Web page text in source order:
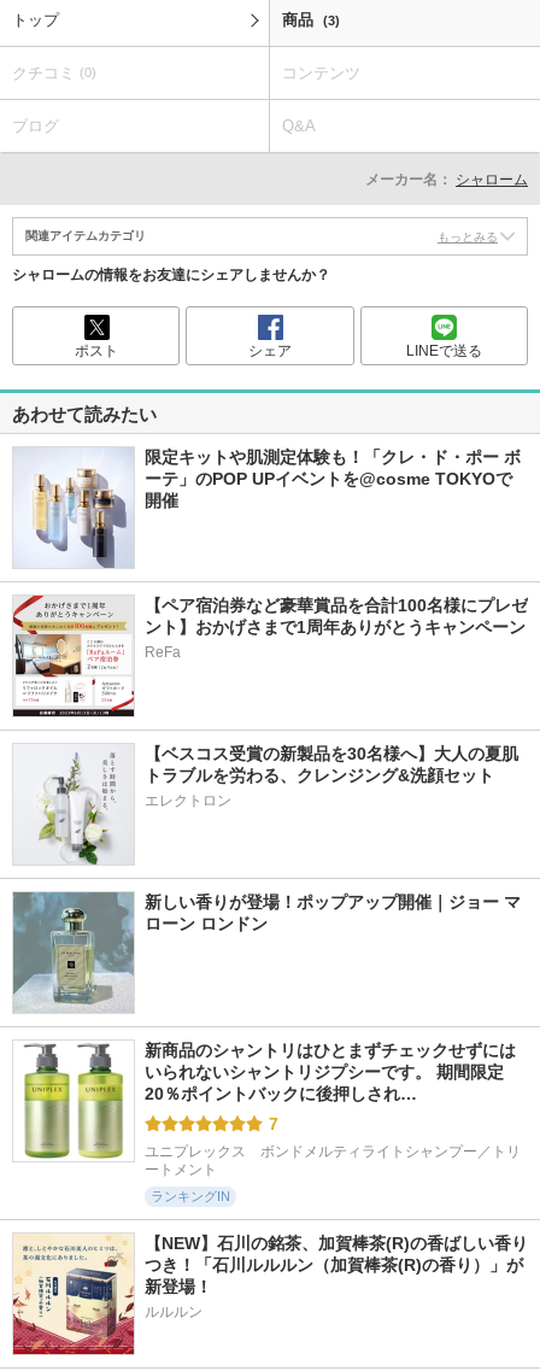
トップ 商品 (3)
クチコミ (0) コンテンツ
ブログ Q&A
メーカー名： シャローム
関連アイテムカテゴリ もっとみる
シャロームの情報をお友達にシェアしませんか？
ポスト シェア LINEで送る
あわせて読みたい
限定キットや肌測定体験も！「クレ・ド・ポー ボ
ーテ」のPOP UPイベントを@cosme TOKYOで
開催
【ペア宿泊券など豪華賞品を合計100名様にプレゼ
ント】おかげさまで1周年ありがとうキャンペーン
ReFa
【ベスコス受賞の新製品を30名様へ】大人の夏肌
トラブルを労わる、クレンジング&洗顔セット
エレクトロン
新しい香りが登場！ポップアップ開催｜ジョー マ
ローン ロンドン
新商品のシャントリはひとまずチェックせずには
いられないシャントリジプシーです。 期間限定
20％ポイントバックに後押しされ…
7
ユニプレックス　ボンドメルティライトシャンプー／トリ
ートメント
ランキングIN
【NEW】石川の銘茶、加賀棒茶(R)の香ばしい香り
つき！「石川ルルルン（加賀棒茶(R)の香り）」が
新登場！
ルルルン